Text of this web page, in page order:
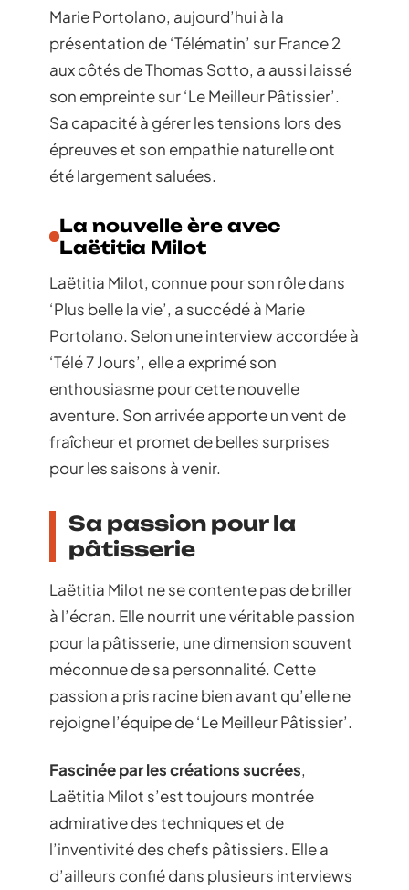
Marie Portolano, aujourd’hui à la
présentation de ‘Télématin’ sur France 2
aux côtés de Thomas Sotto, a aussi laissé
son empreinte sur ‘Le Meilleur Pâtissier’.
Sa capacité à gérer les tensions lors des
épreuves et son empathie naturelle ont
été largement saluées.
La nouvelle ère avec
Laëtitia Milot
Laëtitia Milot, connue pour son rôle dans
‘Plus belle la vie’, a succédé à Marie
Portolano. Selon une interview accordée à
‘Télé 7 Jours’, elle a exprimé son
enthousiasme pour cette nouvelle
aventure. Son arrivée apporte un vent de
fraîcheur et promet de belles surprises
pour les saisons à venir.
Sa passion pour la
pâtisserie
Laëtitia Milot ne se contente pas de briller
à l’écran. Elle nourrit une véritable passion
pour la pâtisserie, une dimension souvent
méconnue de sa personnalité. Cette
passion a pris racine bien avant qu’elle ne
rejoigne l’équipe de ‘Le Meilleur Pâtissier’.
Fascinée par les créations sucrées,
Laëtitia Milot s’est toujours montrée
admirative des techniques et de
l’inventivité des chefs pâtissiers. Elle a
d’ailleurs confié dans plusieurs interviews